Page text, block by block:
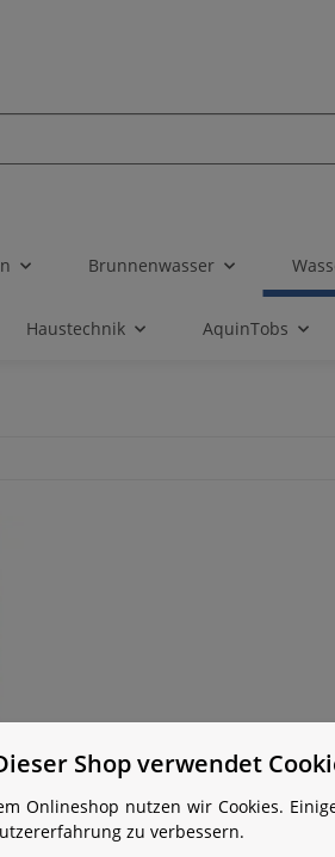
Brunnenwasser
Haustechnik AquinTobs
Shop verwendet
Onlineshop nutzen wir Cookies.
zu verbessern.